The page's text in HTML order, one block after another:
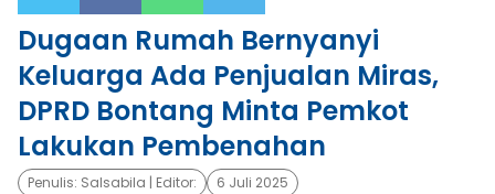
×
Dugaan Rumah Bernyanyi
Keluarga Ada Penjualan Miras,
DPRD Bontang Minta Pemkot
Lakukan Pembenahan
Penulis: Salsabila | Editor: 6 Juli 2025